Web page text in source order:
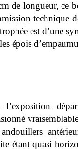
de longueur, ce
technique
est d’une
épois
étant quasi